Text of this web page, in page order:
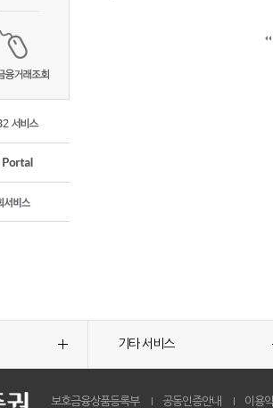
기타 서비스
보호금융상품등록부 공동인증안내 이용